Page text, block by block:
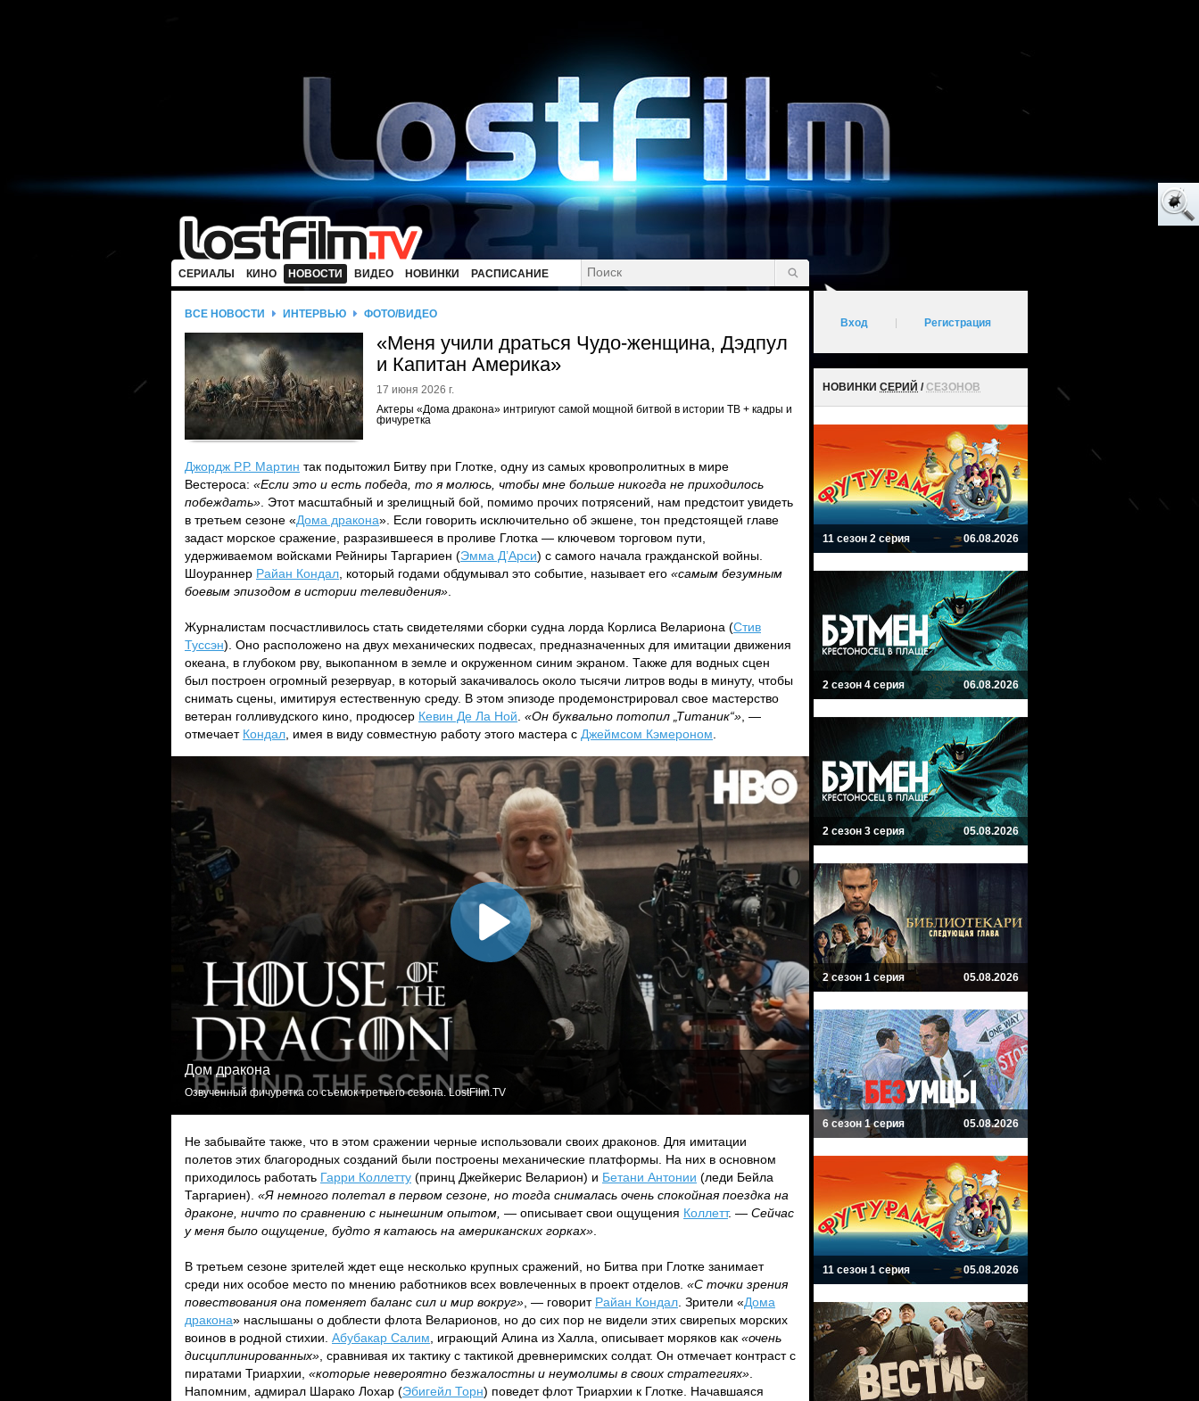
СЕРИАЛЫ КИНО НОВОСТИ ВИДЕО НОВИНКИ РАСПИСАНИЕ
ВСЕ НОВОСТИ ИНТЕРВЬЮ ФОТО/ВИДЕО
«Меня учили драться Чудо-женщина, Дэдпул
и Капитан Америка»
17 июня 2026 г.
Актеры «Дома дракона» интригуют самой мощной битвой в истории ТВ + кадры и
фичуретка
Джордж Р.Р. Мартин так подытожил Битву при Глотке, одну из самых кровопролитных в мире
Вестероса: «Если это и есть победа, то я молюсь, чтобы мне больше никогда не приходилось
побеждать» . Этот масштабный и зрелищный бой, помимо прочих потрясений, нам предстоит увидеть
в третьем сезоне «Дома дракона». Если говорить исключительно об экшене, тон предстоящей главе
задаст морское сражение, разразившееся в проливе Глотка — ключевом торговом пути,
удерживаемом войсками Рейниры Таргариен (Эмма Д’Арси) с самого начала гражданской войны.
Шоураннер Райан Кондал , который годами обдумывал это событие, называет его «самым безумным
боевым эпизодом в истории телевидения»
Журналистам посчастливилось стать свидетелями сборки судна лорда Корлиса Велариона (Стив
Туссэн). Оно расположено на двух механических подвесах, предназначенных для имитации движения
океана, в глубоком рву, выкопанном в земле и окруженном синим экраном. Также для водных сцен
был построен огромный резервуар, в который закачивалось около тысячи литров воды в минуту, чтобы
снимать сцены, имитируя естественную среду. В этом эпизоде продемонстрировал свое мастерство
ветеран голливудского кино, продюсер Кевин Де Ла Ной «Он буквально потопил „Титаник“» , —
отмечает Кондал , имея в виду совместную работу этого мастера с Джеймсом Кэмероном
Дом дракона
Озвученный фичуретка со съемок третьего сезона. LostFilm.TV
Не забывайте также, что в этом сражении черные использовали своих драконов. Для имитации
полетов этих благородных созданий были построены механические платформы. На них в основном
приходилось работать Гарри Коллетту (принц Джейкерис Веларион) и Бетани Антонии (леди Бейла
Таргариен). «Я немного полетал в первом сезоне, но тогда снималась очень спокойная поездка на
драконе, ничто по сравнению с нынешним опытом, — описывает свои ощущения Коллетт. — Сейчас
у меня было ощущение, будто я катаюсь на американских горках»
В третьем сезоне зрителей ждет еще несколько крупных сражений, но Битва при Глотке занимает
среди них особое место по мнению работников всех вовлеченных в проект отделов. «С точки зрения
повествования она поменяет баланс сил и мир вокруг» , — говорит Райан Кондал . Зрители «Дома
дракона» наслышаны о доблести флота Веларионов, но до сих пор не видели этих свирепых морских
воинов в родной стихии. Абубакар Салим , играющий Алина из Халла, описывает моряков как «очень
дисциплинированных» , сравнивая их тактику с тактикой древнеримских солдат. Он отмечает контраст с
пиратами Триархии, «которые невероятно безжалостны и неумолимы в своих стратегиях»
Напомним, адмирал Шарако Лохар (Эбигейл Торн) поведет флот Триархии к Глотке. Начавшаяся
Вход Регистрация
НОВИНКИ СЕРИЙ /СЕЗОНОВ
11 сезон 2 серия 06.08.2026
2 сезон 4 серия 06.08.2026
2 сезон 3 серия 05.08.2026
2 сезон 1 серия 05.08.2026
6 сезон 1 серия 05.08.2026
11 сезон 1 серия 05.08.2026